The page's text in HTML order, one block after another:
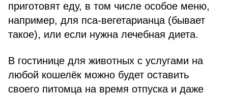
приготовят еду, в том числе особое меню,
например, для пса-вегетарианца (бывает
такое), или если нужна лечебная диета.
В гостинице для животных с услугами на
любой кошелёк можно будет оставить
своего питомца на время отпуска и даже